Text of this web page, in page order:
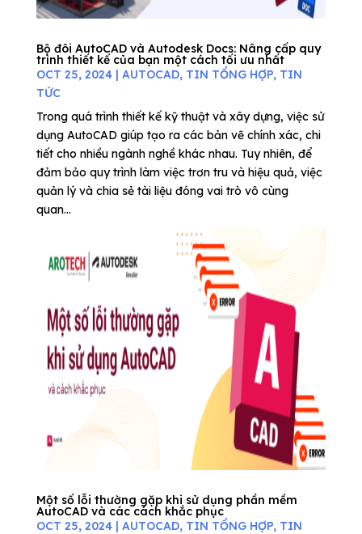
Bộ đôi AutoCAD và Autodesk Docs: Nâng cấp quy
trình thiết kế của bạn một cách tối ưu nhất
OCT 25, 2024| AUTOCAD, TIN TỔNG HỢP, TIN
TỨC
Trong quá trình thiết kế kỹ thuật và xây dựng, việc sử
dụng AutoCAD giúp tạo ra các bản vẽ chính xác, chi
tiết cho nhiều ngành nghề khác nhau. Tuy nhiên, để
đảm bảo quy trình làm việc trơn tru và hiệu quả, việc
quản lý và chia sẻ tài liệu đóng vai trò vô cùng
quan...
Một số lỗi thường gặp khi sử dụng phần mềm
AutoCAD và các cách khắc phục
OCT 25, 2024| AUTOCAD, TIN TỔNG HỢP, TIN